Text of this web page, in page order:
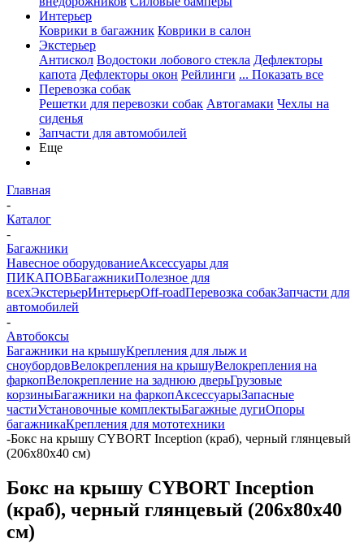
Интерьер
Коврики в багажник Коврики в салон
Экстерьер
Антискол Водостоки лобового стекла Дефлекторы
капота Дефлекторы окон Рейлинги ... Показать все
Перевозка собак
Решетки для перевозки собак Автогамаки Чехлы на
сиденья
Запчасти для автомобилей
Еще
Главная
-
Каталог
-
Багажники
Навесное оборудованиеАксессуары для
ПИКАПОВБагажникиПолезное для
всехЭкстерьерИнтерьерOff-roadПеревозка собакЗапчасти для
автомобилей
-
Автобоксы
Багажники на крышуКрепления для лыж и
сноубордовВелокрепления на крышуВелокрепления на
фаркопВелокрепление на заднюю дверьГрузовые
корзиныБагажники на фаркопАксессуарыЗапасные
частиУстановочные комплектыБагажные дугиОпоры
багажникаКрепления для мототехники
-Бокс на крышу CYBORT Inception (краб), черный глянцевый
(206x80x40 см)
Бокс на крышу CYBORT Inception
(краб), черный глянцевый (206x80x40
см)